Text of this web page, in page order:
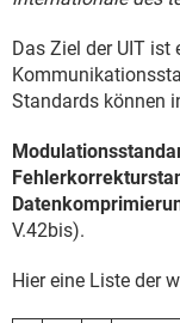
Das Ziel der UIT ist
Standards können
V.42bis).
Hier eine Liste der